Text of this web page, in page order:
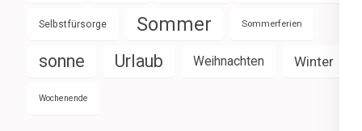
Selbstfürsorge Sommer Sommerferien
sonne Urlaub Weihnachten Winter
Wochenende